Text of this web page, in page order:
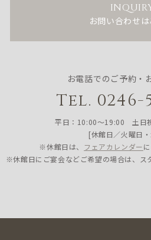
お問い合わせ
お電話でのご予約・
Tel. 0246-
平日：10:00〜19:00 土日
[休館日／火曜日
※休館日は、 フェアカレンダー
※休館日にご宴会などご希望の場合は、ス